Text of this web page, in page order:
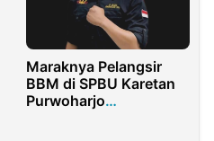
Maraknya Pelangsir
BBM di SPBU Karetan
Purwoharjo